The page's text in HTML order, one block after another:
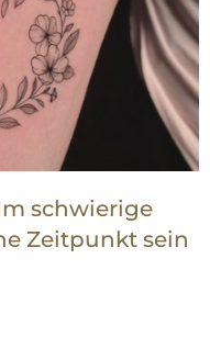
schwierige
Zeitpunkt sein